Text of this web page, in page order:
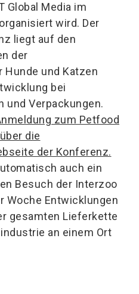
Global Media im
wird. Der
liegt auf den
der
und Katzen
bei
und Verpackungen.
zum Petfood
die
der Konferenz.
auch ein
Besuch der Interzoo
Woche Entwicklungen
gesamten Lieferkette
an einem Ort